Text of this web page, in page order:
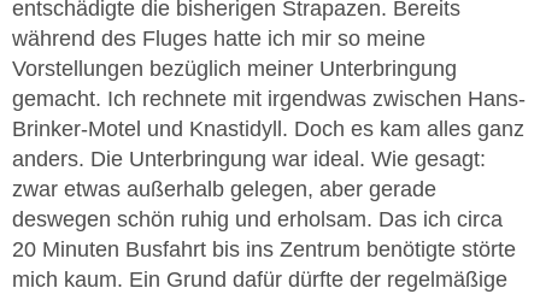
entschädigte die bisherigen Strapazen. Bereits
während des Fluges hatte ich mir so meine
Vorstellungen bezüglich meiner Unterbringung
gemacht. Ich rechnete mit irgendwas zwischen Hans-
Brinker-Motel und Knastidyll. Doch es kam alles ganz
anders. Die Unterbringung war ideal. Wie gesagt:
zwar etwas außerhalb gelegen, aber gerade
deswegen schön ruhig und erholsam. Das ich circa
20 Minuten Busfahrt bis ins Zentrum benötigte störte
mich kaum. Ein Grund dafür dürfte der regelmäßige